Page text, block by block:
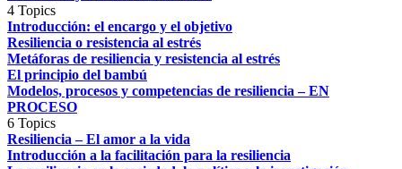
4 Topics
Introducción: el encargo y el objetivo
Resiliencia o resistencia al estrés
Metáforas de resiliencia y resistencia al estrés
El principio del bambú
Modelos, procesos y competencias de resiliencia – EN
PROCESO
6 Topics
Resiliencia – El amor a la vida
Introducción a la facilitación para la resiliencia